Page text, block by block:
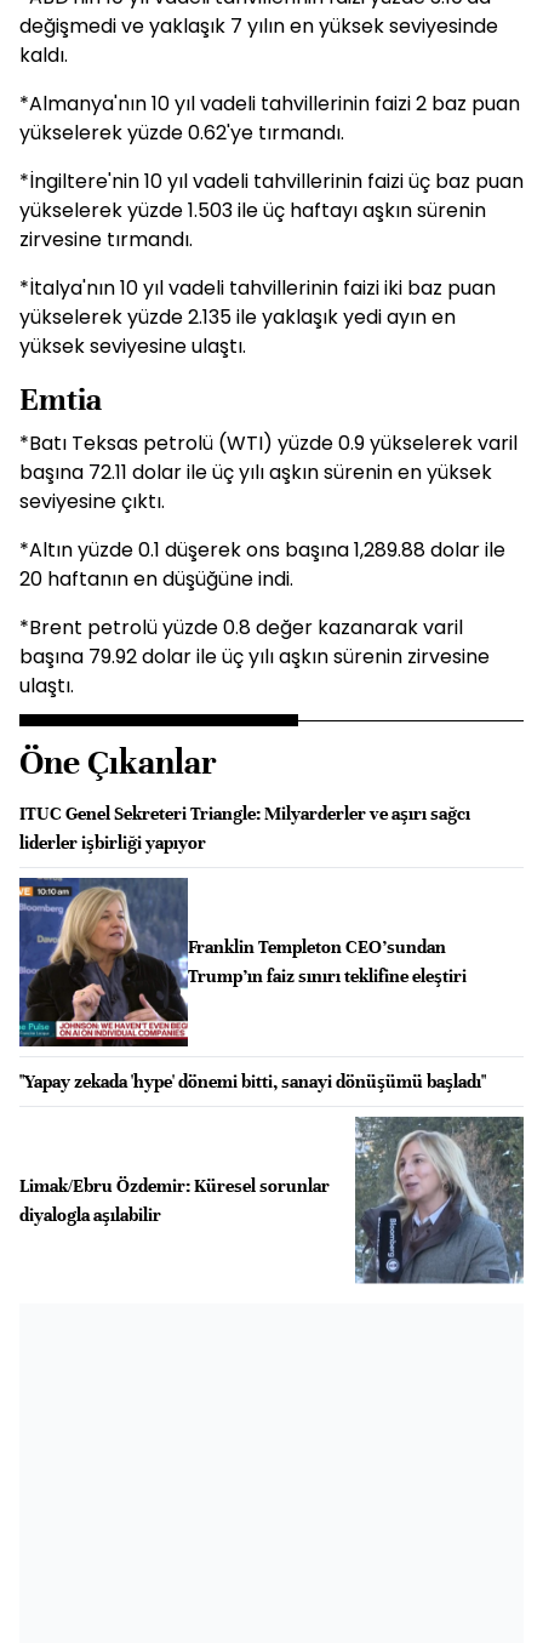
değişmedi ve yaklaşık 7 yılın en yüksek seviyesinde
kaldı.
*Almanya'nın 10 yıl vadeli tahvillerinin faizi 2 baz puan
yükselerek yüzde 0.62'ye tırmandı.
*İngiltere'nin 10 yıl vadeli tahvillerinin faizi üç baz puan
yükselerek yüzde 1.503 ile üç haftayı aşkın sürenin
zirvesine tırmandı.
*İtalya'nın 10 yıl vadeli tahvillerinin faizi iki baz puan
yükselerek yüzde 2.135 ile yaklaşık yedi ayın en
yüksek seviyesine ulaştı.
Emtia
*Batı Teksas petrolü (WTI) yüzde 0.9 yükselerek varil
başına 72.11 dolar ile üç yılı aşkın sürenin en yüksek
seviyesine çıktı.
*Altın yüzde 0.1 düşerek ons başına 1,289.88 dolar ile
20 haftanın en düşüğüne indi.
*Brent petrolü yüzde 0.8 değer kazanarak varil
başına 79.92 dolar ile üç yılı aşkın sürenin zirvesine
ulaştı.
Öne Çıkanlar
ITUC Genel Sekreteri Triangle: Milyarderler ve aşırı sağcı
liderler işbirliği yapıyor
Franklin Templeton CEO’sundan
Trump’ın faiz sınırı teklifine eleştiri
"Yapay zekada 'hype' dönemi bitti, sanayi dönüşümü başladı"
Limak/Ebru Özdemir: Küresel sorunlar
diyalogla aşılabilir